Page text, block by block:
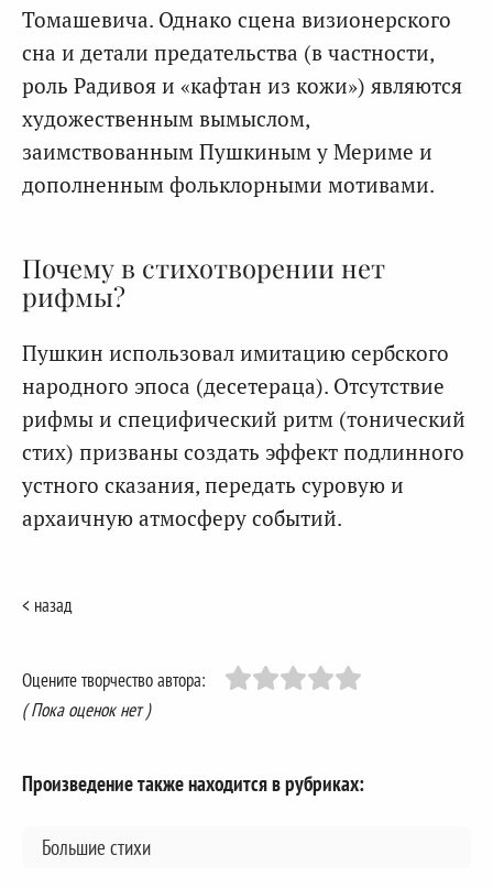
Томашевича. Однако сцена визионерского
сна и детали предательства (в частности,
роль Радивоя и «кафтан из кожи») являются
художественным вымыслом,
заимствованным Пушкиным у Мериме и
дополненным фольклорными мотивами.
Почему в стихотворении нет
рифмы?
Пушкин использовал имитацию сербского
народного эпоса (десетераца). Отсутствие
рифмы и специфический ритм (тонический
стих) призваны создать эффект подлинного
устного сказания, передать суровую и
архаичную атмосферу событий.
< назад
Оцените творчество автора:
( Пока оценок нет )
Произведение также находится в рубриках:
Большие стихи